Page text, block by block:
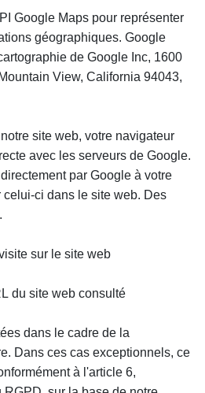
Google Maps pour représenter
géographiques. Google
de Google Inc, 1600
View, California 94043,
site web, votre navigateur
avec les serveurs de Google.
par Google à votre
celui-ci dans le site web. Des
sur le site web
du site web consulté
dans le cadre de la
Dans ces cas exceptionnels, ce
à l'article 6,